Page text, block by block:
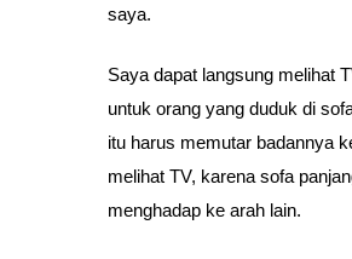
saya.
Saya dapat langsung melihat
untuk orang yang duduk di
itu harus memutar badannya
melihat TV, karena sofa
menghadap ke arah lain.